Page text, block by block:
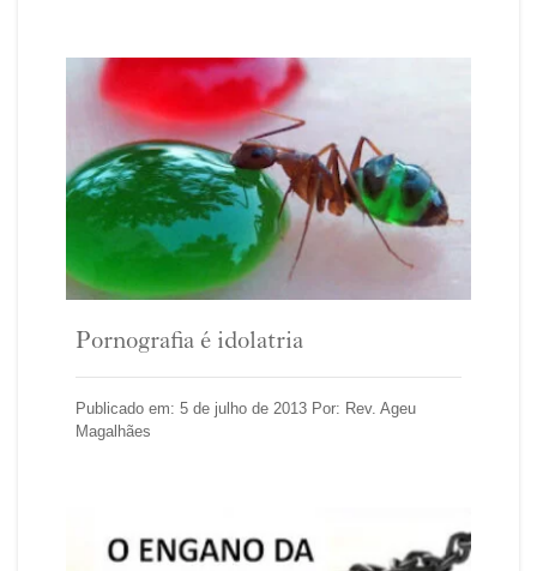
Pornografia é idolatria
Publicado em: 5 de julho de 2013 Por: Rev. Ageu
Magalhães